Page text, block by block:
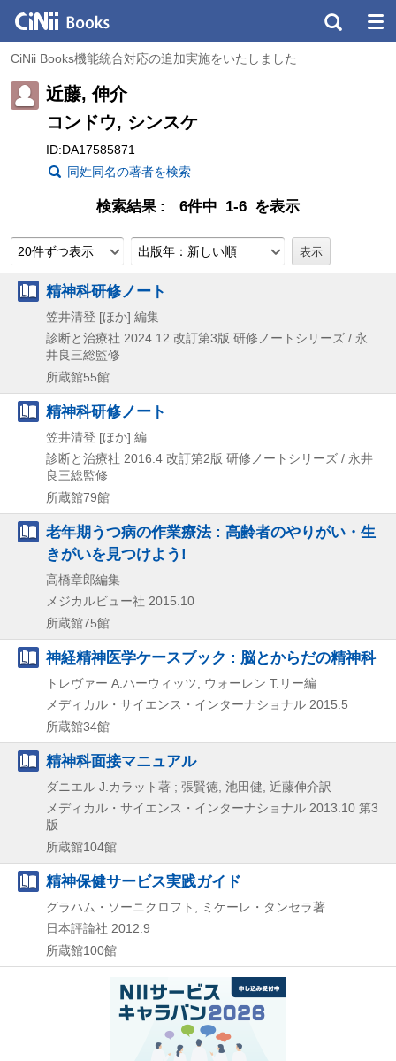
CiNii Books機能統合対応の追加実施をいたしました
近藤, 伸介
コンドウ, シンスケ
ID:DA17585871
同姓同名の著者を検索
検索結果 6件中 1-6 を表示
20件ずつ表示 出版年：新しい順
精神科研修ノート
笠井清登 [ほか] 編集
診断と治療社 2024.12 改訂第3版 研修ノートシリーズ / 永
井良三総監修
所蔵館55館
精神科研修ノート
笠井清登 [ほか] 編
診断と治療社 2016.4 改訂第2版 研修ノートシリーズ / 永井
良三総監修
所蔵館79館
老年期うつ病の作業療法 : 高齢者のやりがい・生
きがいを見つけよう!
高橋章郎編集
メジカルビュー社 2015.10
所蔵館75館
神経精神医学ケースブック : 脳とからだの精神科
トレヴァー A.ハーウィッツ, ウォーレン T.リー編
メディカル・サイエンス・インターナショナル 2015.5
所蔵館34館
精神科面接マニュアル
ダニエル J.カラット著 ; 張賢徳, 池田健, 近藤伸介訳
メディカル・サイエンス・インターナショナル 2013.10 第3
版
所蔵館104館
精神保健サービス実践ガイド
グラハム・ソーニクロフト, ミケーレ・タンセラ著
日本評論社 2012.9
所蔵館100館